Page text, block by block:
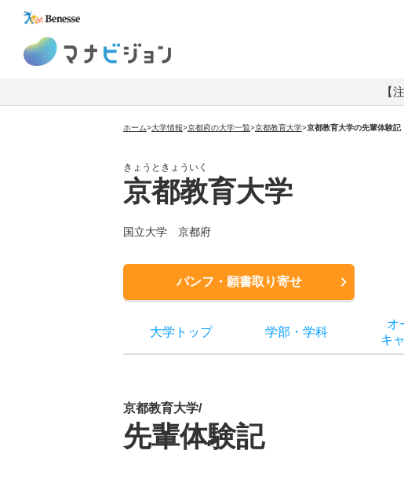
【
ホーム>大学情報>京都府の大学一覧>京都教育大学>京都教育大学の先輩体験記
きょうときょういく
京都教育大学
国立大学 京都府
パンフ・願書取り寄せ
大学トップ 学部 ・ 学科
オ
キ
京都教育大学/
先輩体験記